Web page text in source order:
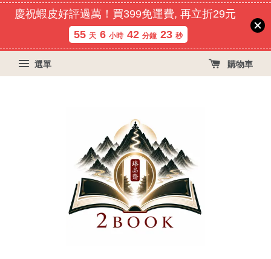
慶祝蝦皮好評過萬！買399免運費, 再立折29元
55 天 6 小時 42 分鐘 23 秒
選單 購物車